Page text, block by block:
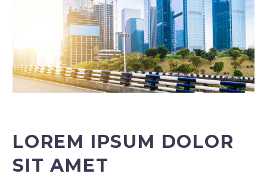
LOREM IPSUM DOLOR
SIT AMET